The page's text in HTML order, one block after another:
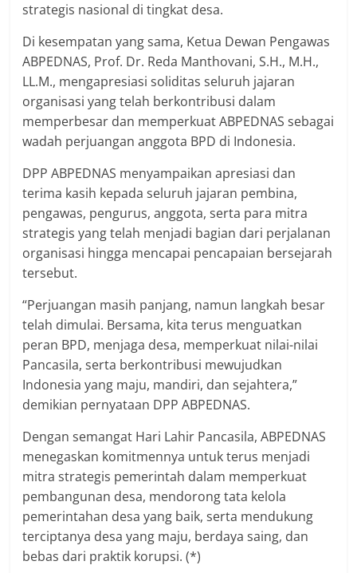
strategis nasional di tingkat desa.
Di kesempatan yang sama, Ketua Dewan Pengawas
ABPEDNAS, Prof. Dr. Reda Manthovani, S.H., M.H.,
LL.M., mengapresiasi soliditas seluruh jajaran
organisasi yang telah berkontribusi dalam
memperbesar dan memperkuat ABPEDNAS sebagai
wadah perjuangan anggota BPD di Indonesia.
DPP ABPEDNAS menyampaikan apresiasi dan
terima kasih kepada seluruh jajaran pembina,
pengawas, pengurus, anggota, serta para mitra
strategis yang telah menjadi bagian dari perjalanan
organisasi hingga mencapai pencapaian bersejarah
tersebut.
“Perjuangan masih panjang, namun langkah besar
telah dimulai. Bersama, kita terus menguatkan
peran BPD, menjaga desa, memperkuat nilai-nilai
Pancasila, serta berkontribusi mewujudkan
Indonesia yang maju, mandiri, dan sejahtera,”
demikian pernyataan DPP ABPEDNAS.
Dengan semangat Hari Lahir Pancasila, ABPEDNAS
menegaskan komitmennya untuk terus menjadi
mitra strategis pemerintah dalam memperkuat
pembangunan desa, mendorong tata kelola
pemerintahan desa yang baik, serta mendukung
terciptanya desa yang maju, berdaya saing, dan
bebas dari praktik korupsi. (*)